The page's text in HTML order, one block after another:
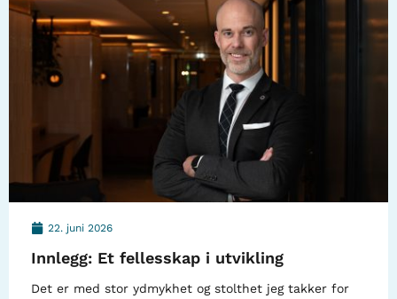
22. juni 2026
Innlegg: Et fellesskap i utvikling
Det er med stor ydmykhet og stolthet jeg takker for